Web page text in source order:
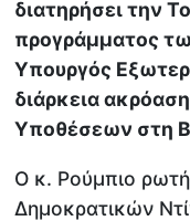
διατηρήσει την
προγράμματος
Υπουργός
διάρκεια
Υποθέσεων στη
Ο κ. Ρούμπιο
Δημοκρατικών